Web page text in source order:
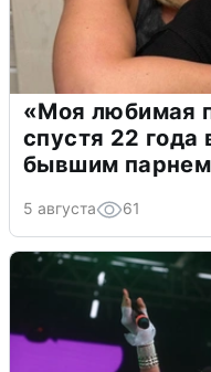
«Моя любимая
спустя 22 года
бывшим
5 августа 61